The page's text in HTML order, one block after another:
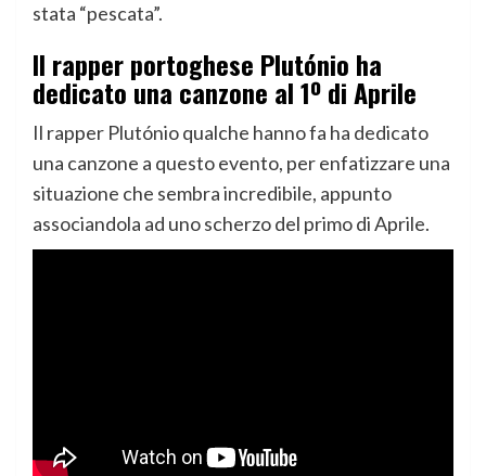
stata “pescata”.
Il rapper portoghese Plutónio ha
dedicato una canzone al 1º di Aprile
Il rapper Plutónio qualche hanno fa ha dedicato
una canzone a questo evento, per enfatizzare una
situazione che sembra incredibile, appunto
associandola ad uno scherzo del primo di Aprile.